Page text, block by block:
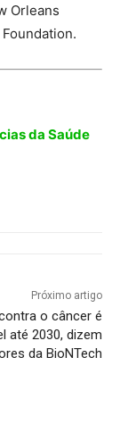
Orleans
da Saúde
Próximo artigo
o câncer é
até 2030, dizem
da BioNTech